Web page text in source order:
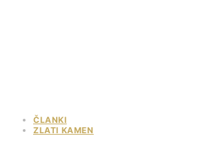
ČLANKI
ZLATI KAMEN